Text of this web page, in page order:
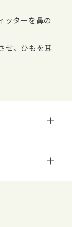
ッターを鼻の
せ、ひもを耳